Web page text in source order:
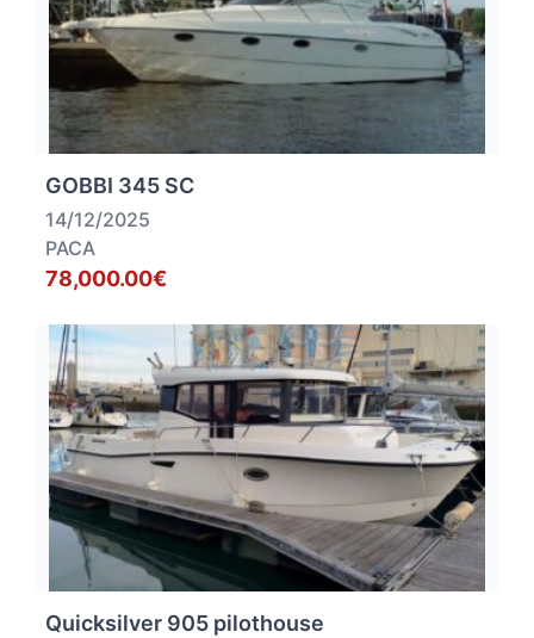
GOBBI 345 SC
14/12/2025
PACA
78,000.00€
Quicksilver 905 pilothouse